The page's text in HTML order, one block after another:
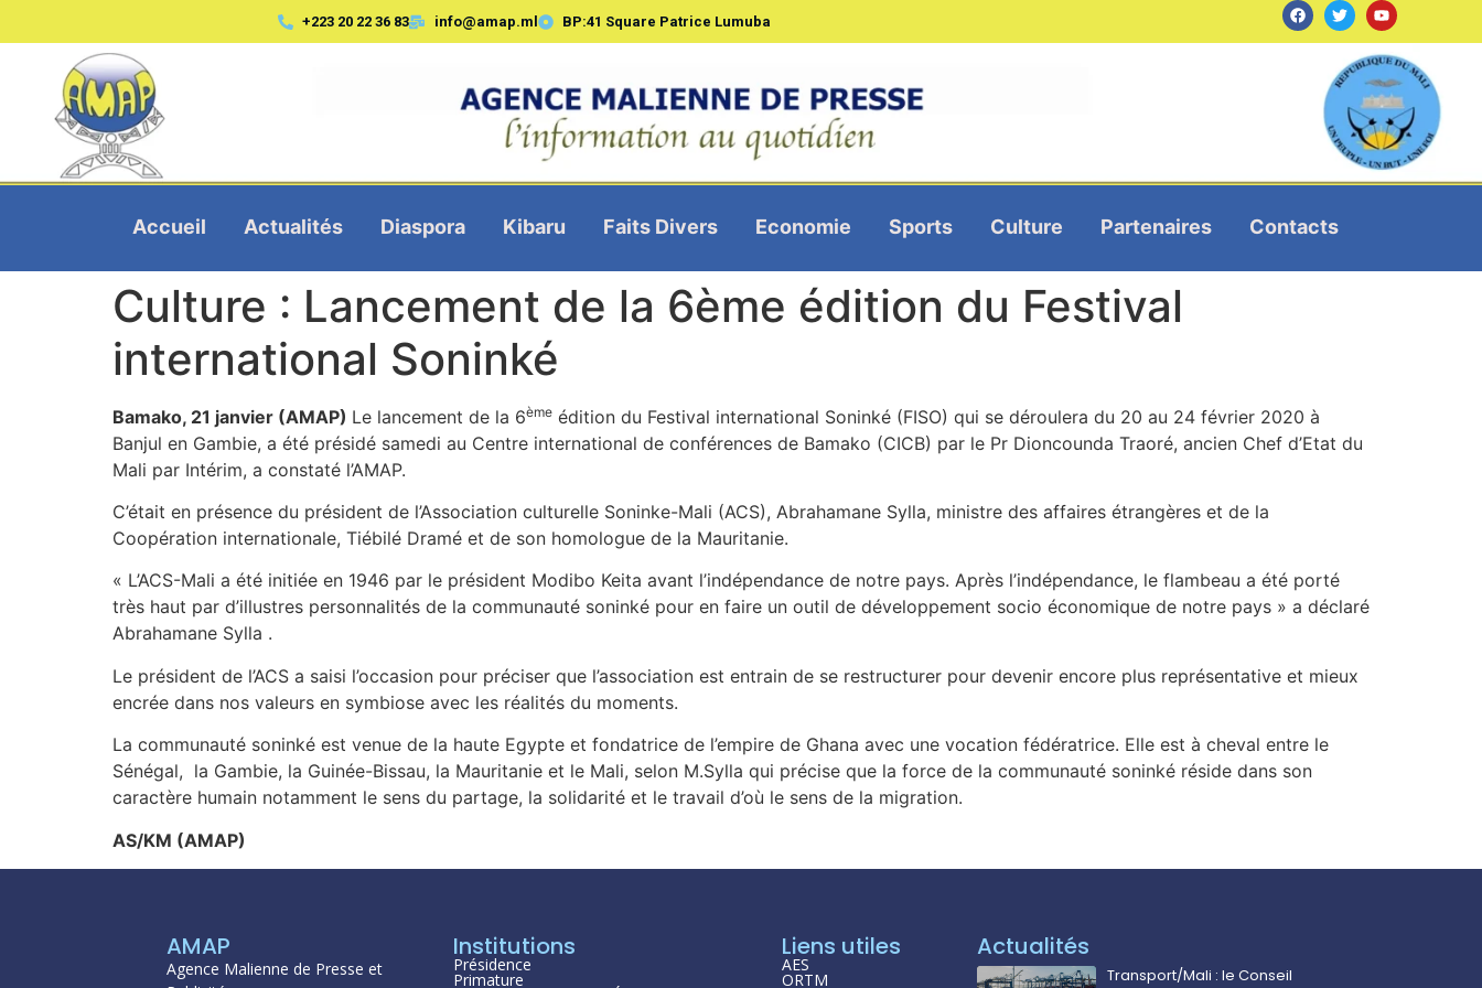
+223 20 22 36 83 info@amap.ml BP:41 Square Patrice Lumuba
Accueil Actualités Diaspora Kibaru Faits Divers Economie Sports Culture Partenaires Contacts
Culture : Lancement de la 6ème édition du Festival
international Soninké
Bamako, 21 janvier (AMAP) Le lancement de la 6ème édition du Festival international Soninké (FISO) qui se déroulera du 20 au 24 février 2020 à
Banjul en Gambie, a été présidé samedi au Centre international de conférences de Bamako (CICB) par le Pr Dioncounda Traoré, ancien Chef d’Etat du
Mali par Intérim, a constaté l’AMAP.
C’était en présence du président de l’Association culturelle Soninke-Mali (ACS), Abrahamane Sylla, ministre des affaires étrangères et de la
Coopération internationale, Tiébilé Dramé et de son homologue de la Mauritanie.
« L’ACS-Mali a été initiée en 1946 par le président Modibo Keita avant l’indépendance de notre pays. Après l’indépendance, le flambeau a été porté
très haut par d’illustres personnalités de la communauté soninké pour en faire un outil de développement socio économique de notre pays » a déclaré
Abrahamane Sylla .
Le président de l’ACS a saisi l’occasion pour préciser que l’association est entrain de se restructurer pour devenir encore plus représentative et mieux
encrée dans nos valeurs en symbiose avec les réalités du moments.
La communauté soninké est venue de la haute Egypte et fondatrice de l’empire de Ghana avec une vocation fédératrice. Elle est à cheval entre le
Sénégal, la Gambie, la Guinée-Bissau, la Mauritanie et le Mali, selon M.Sylla qui précise que la force de la communauté soninké réside dans son
caractère humain notamment le sens du partage, la solidarité et le travail d’où le sens de la migration.
AS/KM (AMAP)
AMAP
Agence Malienne de Presse et
Institutions
Présidence
Primature
Liens utiles
AES
ORTM
Actualités
Transport/Mali : le Conseil